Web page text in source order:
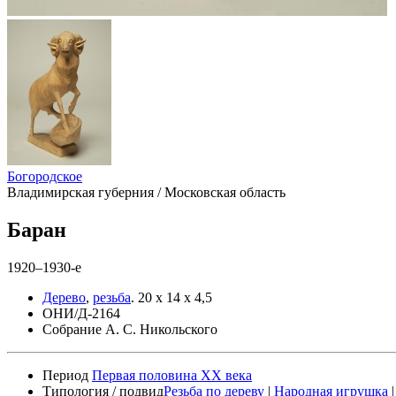
Богородское
Владимирская губерния / Московская область
Баран
1920–1930-е
Дерево, резьба. 20 х 14 х 4,5
ОНИ/Д-2164
Собрание А. С. Никольского
Период Первая половина XX века
Типология / подвидРезьба по дереву | Народная игрушка |